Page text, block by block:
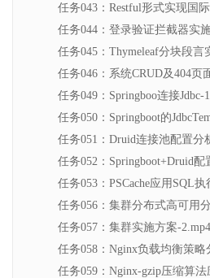
任务043：Restful形式实现国
任务044：登录验证拦截器实
任务045：Thymeleaf分块段言
任务046：系统CRUD及404页
任务049：Springboo连接Jdbc-
任务050：Springboot的
任务051：Druid连接池配置分
任务052：Springboot+Druid配
任务053：PSCache应用SQL
任务056：集群分布式高可用
任务057：集群实施方案-2.mp4
任务058：Nginx负载均衡策略
任务059：Nginx-gzip压缩算法